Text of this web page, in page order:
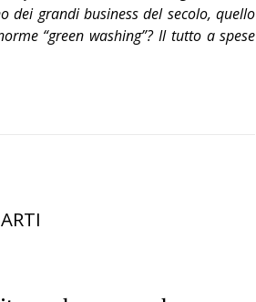
dei grandi business del secolo, quello
“green washing”? Il tutto a spese